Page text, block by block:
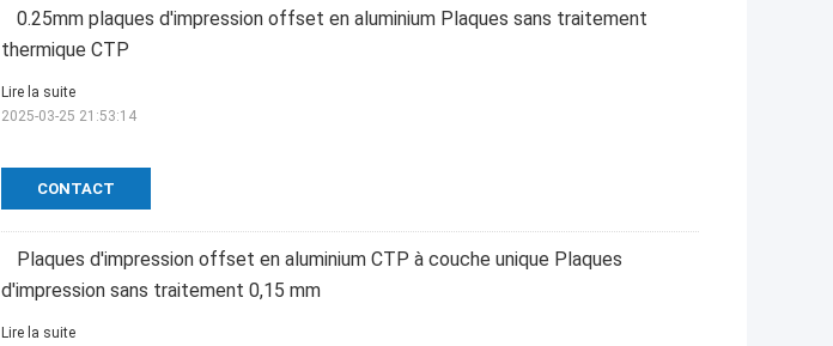
0.25mm plaques d'impression offset en aluminium Plaques sans traitement
thermique CTP
CONTACT
Lire la suite
2025-03-25 21:53:14
Plaques d'impression offset en aluminium CTP à couche unique Plaques
d'impression sans traitement 0,15 mm
Lire la suite